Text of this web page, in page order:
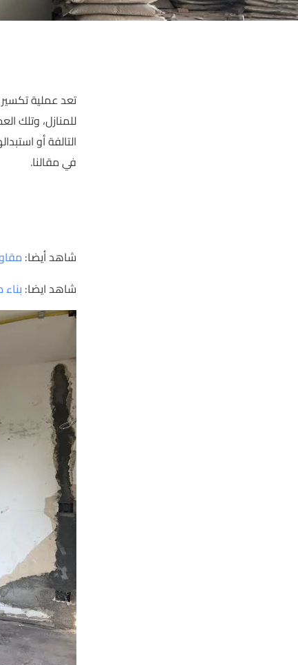
تعد عملية تكسير
للمنازل، وتلك
التالفة أو
في مقالنا.
شاهد أيضا:
شاهد ايضا: